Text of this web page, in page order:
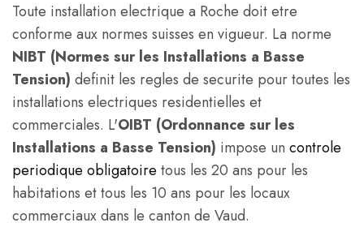
Toute installation electrique a Roche doit etre
conforme aux normes suisses en vigueur. La norme
NIBT (Normes sur les Installations a Basse
Tension) definit les regles de securite pour toutes les
installations electriques residentielles et
commerciales. L'OIBT (Ordonnance sur les
Installations a Basse Tension) impose un controle
periodique obligatoire tous les 20 ans pour les
habitations et tous les 10 ans pour les locaux
commerciaux dans le canton de Vaud.